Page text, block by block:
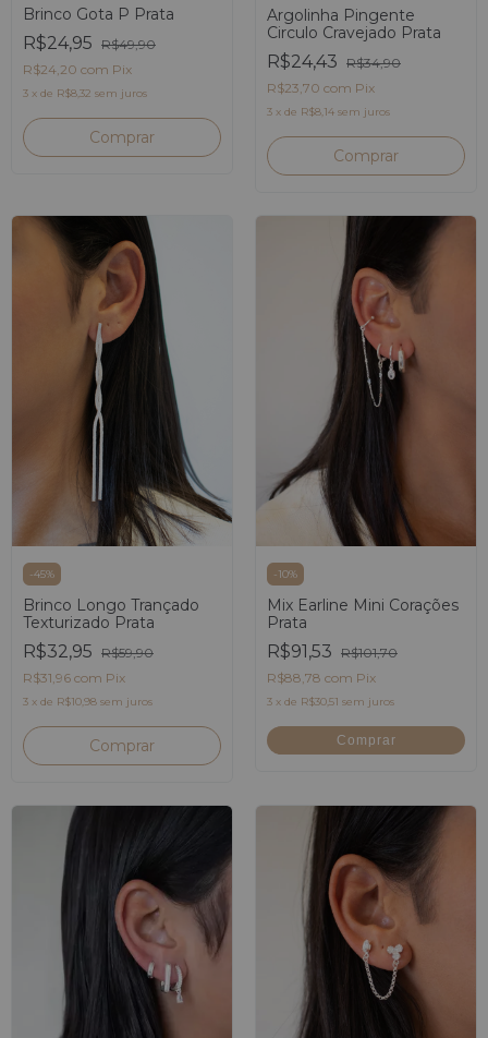
Brinco Gota P Prata
R$24,95 R$49,90
R$24,20 com Pix
3 x de R$8,32 sem juros
Argolinha Pingente
Circulo Cravejado Prata
R$24,43 R$34,90
R$23,70 com Pix
3 x de R$8,14 sem juros
-45%
Brinco Longo Trançado
Texturizado Prata
R$32,95 R$59,90
R$31,96 com Pix
3 x de R$10,98 sem juros
-10%
Mix Earline Mini Corações
Prata
R$91,53 R$101,70
R$88,78 com Pix
3 x de R$30,51 sem juros
Comprar